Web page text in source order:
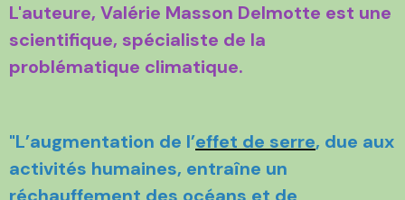
L'auteure, Valérie Masson Delmotte est une
scientifique, spécialiste de la
problématique climatique.
"L’augmentation de l’effet de serre, due aux
activités humaines, entraîne un